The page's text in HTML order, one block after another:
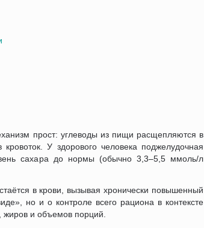
прост: углеводы из пищи расщепляются в
У здорового человека поджелудочная
сахара до нормы (обычно 3,3–5,5 ммоль/л
в крови, вызывая хронически повышенный
но и о контроле всего рациона в контексте
жиров и объемов порций.